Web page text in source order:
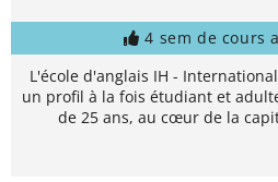
4 sem de cours
L'école d'anglais IH -
un profil à la fois étudiant et
de 25 ans, au cœur de la